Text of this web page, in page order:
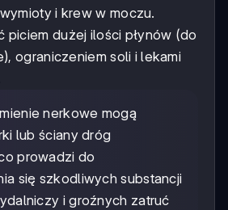
i krew w moczu.
piciem dużej ilości płynów (do
ograniczeniem soli i lekami
nerkowe mogą
lub ściany dróg
prowadzi do
się szkodliwych substancji
i groźnych zatruć